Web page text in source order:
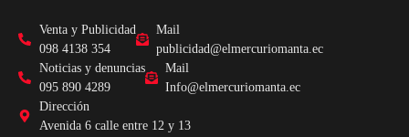
Venta y Publicidad
098 4138 354
Mail
publicidad@elmercuriomanta.ec
Noticias y denuncias
095 890 4289
Mail
Info@elmercuriomanta.ec
Dirección
Avenida 6 calle entre 12 y 13